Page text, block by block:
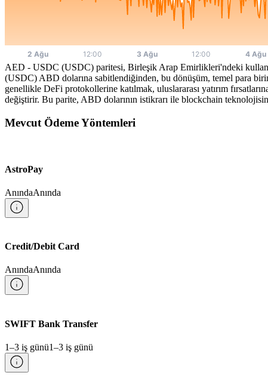
AED - USDC (USDC) paritesi, Birleşik Arap Emirlikleri'ndeki
(USDC) ABD dolarına sabitlendiğinden, bu dönüşüm, temel para
genellikle DeFi protokollerine katılmak, uluslararası yatırım
değiştirir. Bu parite, ABD dolarının istikrarı ile blockchain
Mevcut Ödeme Yöntemleri
AstroPay
AnındaAnında
Credit/Debit Card
AnındaAnında
SWIFT Bank Transfer
1–3 iş günü1–3 iş günü